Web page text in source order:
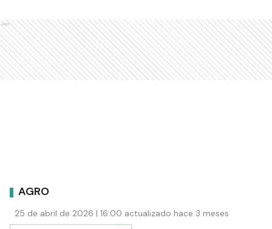
Ads
AGRO
25 de abril de 2026 | 16:00 actualizado hace 3 meses